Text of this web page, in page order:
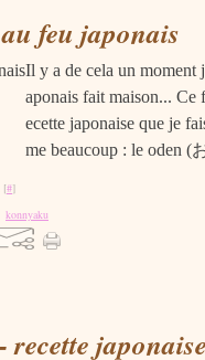
feu japonais
Il y a de cela un moment
aponais fait maison... Ce
ecette japonaise que je
me beaucoup : le oden (
[#]
konnyaku
recette